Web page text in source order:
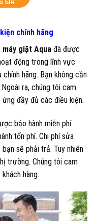
chính hãng
giặt Aqua đã được
động trong lĩnh vực
hãng. Bạn không cần
ra, chúng tôi cam
đầy đủ các điều kiện.
bảo hành miễn phí.
tốn phí. Chi phí sửa
sẽ phải trả. Tuy nhiên
trường. Chúng tôi cam
hàng.